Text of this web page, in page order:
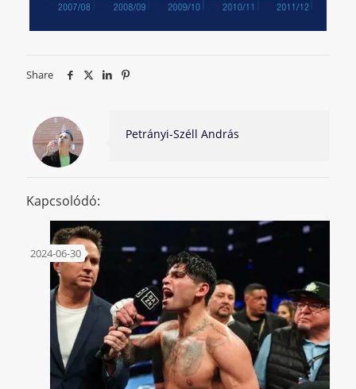
Share
Petrányi-Széll András
Kapcsolódó:
2024-06-30